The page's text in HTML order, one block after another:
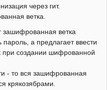
через гит.
ветка.
зашифрованная ветка
пароль, а предлагает ввести
при создании шифрованной
- то вся зашифрованная
крякозябрами.